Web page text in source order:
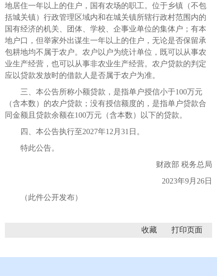
地居住一年以上的住户，国有农场的职工。位于乡镇（不包
括城关镇）行政管理区域内和在城关镇所辖行政村范围内的
国有经济的机关、团体、学校、企事业单位的集体户；有本
地户口，但举家外出谋生一年以上的住户，无论是否保留承
包耕地均不属于农户。农户以户为统计单位，既可以从事农
业生产经营，也可以从事非农业生产经营。农户贷款的判定
应以贷款发放时的借款人是否属于农户为准。
三、本公告所称小额贷款，是指单户授信小于100万元
（含本数）的农户贷款；没有授信额度的，是指单户贷款合
同金额且贷款余额在100万元（含本数）以下的贷款。
四、本公告执行至2027年12月31日。
特此公告。
财政部 税务总局
2023年9月26日
（此件公开发布）
收藏